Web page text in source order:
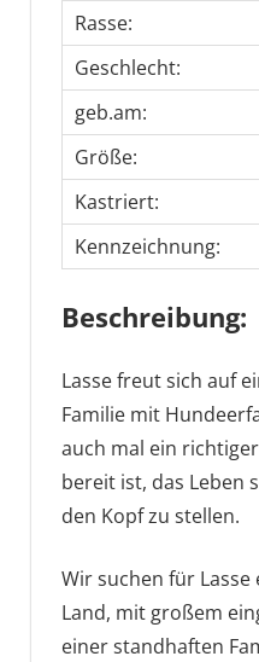
Rasse:
Geschlecht:
geb.am:
Größe:
Kastriert:
Kennzeichnung:
Beschreibung:
Lasse freut sich auf
Familie mit
auch mal ein
bereit ist, das Leben
den Kopf zu stellen.
Wir suchen für Lasse
Land, mit großem
einer standhaften